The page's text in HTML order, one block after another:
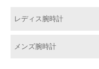
レディス腕時計
メンズ腕時計